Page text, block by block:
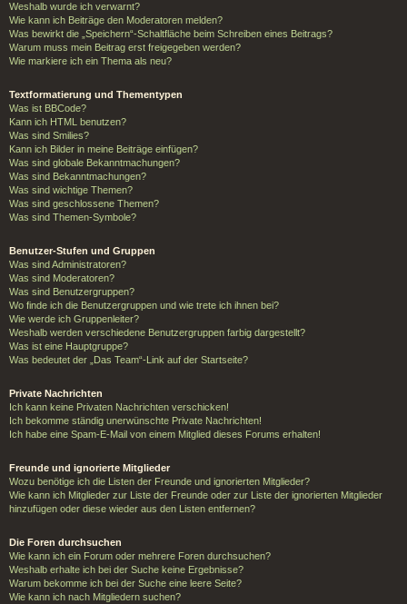
Weshalb wurde ich verwarnt?
Wie kann ich Beiträge den Moderatoren melden?
Was bewirkt die „Speichern“-Schaltfläche beim Schreiben eines Beitrags?
Warum muss mein Beitrag erst freigegeben werden?
Wie markiere ich ein Thema als neu?
Textformatierung und Thementypen
Was ist BBCode?
Kann ich HTML benutzen?
Was sind Smilies?
Kann ich Bilder in meine Beiträge einfügen?
Was sind globale Bekanntmachungen?
Was sind Bekanntmachungen?
Was sind wichtige Themen?
Was sind geschlossene Themen?
Was sind Themen-Symbole?
Benutzer-Stufen und Gruppen
Was sind Administratoren?
Was sind Moderatoren?
Was sind Benutzergruppen?
Wo finde ich die Benutzergruppen und wie trete ich ihnen bei?
Wie werde ich Gruppenleiter?
Weshalb werden verschiedene Benutzergruppen farbig dargestellt?
Was ist eine Hauptgruppe?
Was bedeutet der „Das Team“-Link auf der Startseite?
Private Nachrichten
Ich kann keine Privaten Nachrichten verschicken!
Ich bekomme ständig unerwünschte Private Nachrichten!
Ich habe eine Spam-E-Mail von einem Mitglied dieses Forums erhalten!
Freunde und ignorierte Mitglieder
Wozu benötige ich die Listen der Freunde und ignorierten Mitglieder?
Wie kann ich Mitglieder zur Liste der Freunde oder zur Liste der ignorierten Mitglieder
hinzufügen oder diese wieder aus den Listen entfernen?
Die Foren durchsuchen
Wie kann ich ein Forum oder mehrere Foren durchsuchen?
Weshalb erhalte ich bei der Suche keine Ergebnisse?
Warum bekomme ich bei der Suche eine leere Seite?
Wie kann ich nach Mitgliedern suchen?